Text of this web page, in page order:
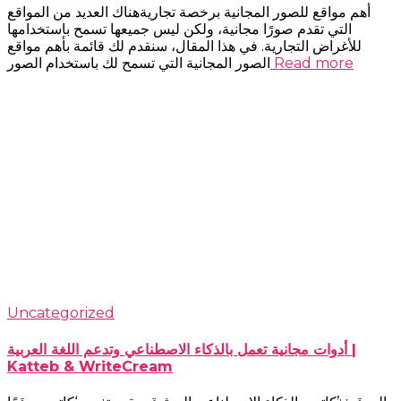
أهم مواقع للصور المجانية برخصة تجاريةهناك العديد من المواقع
التي تقدم صورًا مجانية، ولكن ليس جميعها تسمح باستخدامها
للأغراض التجارية. في هذا المقال، سنقدم لك قائمة بأهم مواقع
الصور المجانية التي تسمح لك باستخدام الصور
Read more
Uncategorized
أدوات مجانية تعمل بالذكاء الاصطناعي وتدعم اللغة العربية |
Katteb & WriteCream